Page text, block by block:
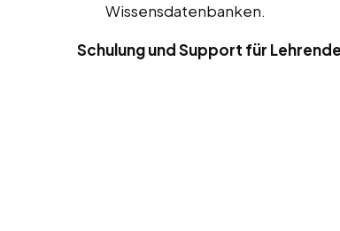
Wissensdatenbanken.
Schulung und Support für Lehrende